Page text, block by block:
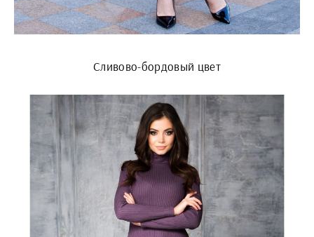
Сливово-бордовый цвет